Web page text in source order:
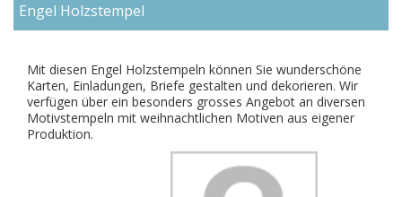
Engel Holzstempel
Mit diesen Engel Holzstempeln können Sie wunderschöne
Karten, Einladungen, Briefe gestalten und dekorieren. Wir
verfügen über ein besonders grosses Angebot an diversen
Motivstempeln mit weihnachtlichen Motiven aus eigener
Produktion.